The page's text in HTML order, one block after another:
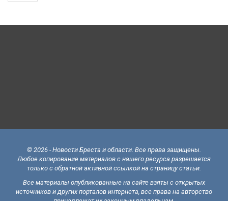
© 2026 - Новости Бреста и области. Все права защищены.
Любое копирование материалов с нашего ресурса разрешается
только с обратной активной ссылкой на страницу статьи.
Все материалы опубликованные на сайте взяты с открытых
источников и других порталов интернета, все права на авторство